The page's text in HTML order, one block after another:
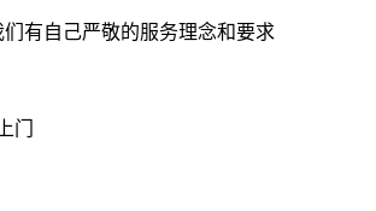
有自己严敬的服务理念和要求
门